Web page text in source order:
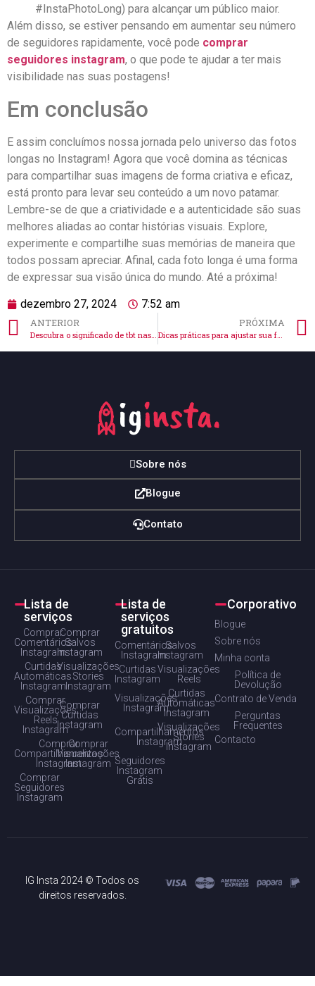
#InstaPhotoLong) para⁣ alcançar um público maior.
Além disso, se estiver pensando em aumentar seu número
de ‍seguidores‌ rapidamente, você⁤ pode comprar
seguidores instagram, o que pode te ⁢ajudar a ter​ mais
visibilidade nas suas‍ postagens!
Em‍ conclusão
E assim⁤ concluímos nossa jornada pelo ⁤universo‌ das fotos‌
longas no Instagram! Agora que você domina⁢ as ⁣técnicas​
para compartilhar suas imagens de forma criativa e eficaz,
está‌ pronto​ para⁤ levar seu conteúdo a um ​novo patamar.
Lembre-se de que a‍ criatividade e​ a autenticidade são suas
melhores aliadas⁢ ao contar histórias visuais.​ Explore,
experimente e compartilhe suas memórias de maneira que
todos ‍possam apreciar. Afinal, cada ‌foto ⁢longa é⁣ uma forma
de expressar sua ⁢visão única do ⁤mundo. Até a próxima!
dezembro 27, 2024 7:52 am
ANTERIOR PRÓXIMA
Dicas práticas para ajustar sua foto de perfil no Instagram
Sobre nós
Blogue
Contato
Lista de
serviços
Comprar
Comentários
Instagram
Comprar
Salvos
Instagram
Curtidas
Automáticas
Instagram
Visualizações
Stories
Instagram
Comprar
Visualizações
Reels
Instagram
Comprar
Curtidas
Instagram
Comprar
Compartilhamentos
Instagram
Comprar
Visualizações
Instagram
Comprar
Seguidores
Instagram
Lista de
serviços
gratuitos
Comentários
Instagram
Salvos
Instagram
Curtidas
Instagram
Visualizações
Reels
Visualizações
Instagram
Curtidas
Automáticas
Instagram
Compartilhamentos
Instagram
Visualizações
Stories
Instagram
Seguidores
Instagram
Grátis
Corporativo
Blogue
Sobre nós
Minha conta
Política de
Devolução
Contrato de Venda
Perguntas
Frequentes
Contacto
IG Insta 2024 © Todos os
direitos reservados.